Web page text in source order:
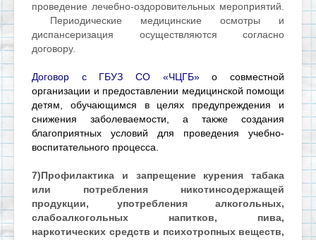
проведение лечебно-оздоровительных мероприятий.
Периодические медицинские осмотры и
диспансеризация осуществляются согласно
договору.
Договор с ГБУЗ СО «ЧЦГБ»о совместной
организации и предоставлении медицинской помощи
детям, обучающимся в целях предупреждения и
снижения заболеваемости, а также создания
благоприятных условий для проведения учебно-
воспитательного процесса.
7)Профилактика и запрещение курения табака
или потребления никотинсодержащей
продукции, употребления алкогольных,
слабоалкогольных напитков, пива,
наркотических средств и психотропных веществ,